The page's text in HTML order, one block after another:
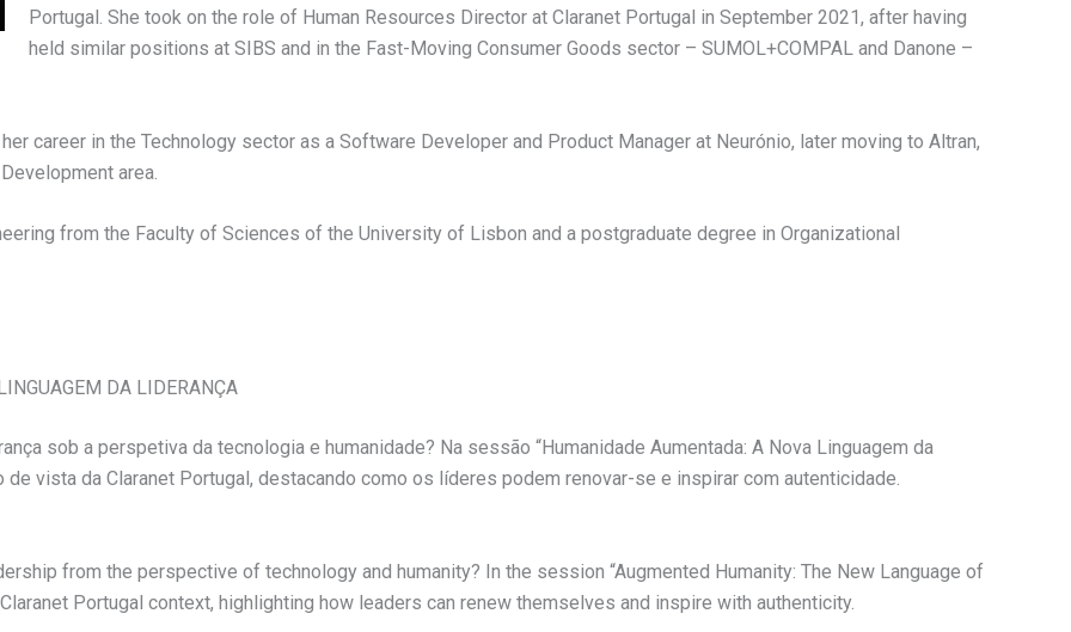
Portugal. She took on the role of Human Resources Director at Claranet Portugal in September 2021, after having
held similar positions at SIBS and in the Fast-Moving Consumer Goods sector – SUMOL+COMPAL and Danone –
career in the Technology sector as a Software Developer and Product Manager at Neurónio, later moving to Altran,
area.
from the Faculty of Sciences of the University of Lisbon and a postgraduate degree in Organizational
DA LIDERANÇA
sob a perspetiva da tecnologia e humanidade? Na sessão “Humanidade Aumentada: A Nova Linguagem da
de vista da Claranet Portugal, destacando como os líderes podem renovar-se e inspirar com autenticidade.
from the perspective of technology and humanity? In the session “Augmented Humanity: The New Language of
Portugal context, highlighting how leaders can renew themselves and inspire with authenticity.